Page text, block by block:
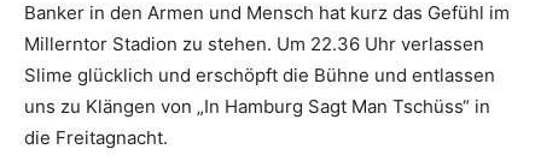
Banker in den Armen und Mensch hat kurz das Gefühl im
Millerntor Stadion zu stehen. Um 22.36 Uhr verlassen
Slime glücklich und erschöpft die Bühne und entlassen
uns zu Klängen von „In Hamburg Sagt Man Tschüss“ in
die Freitagnacht.